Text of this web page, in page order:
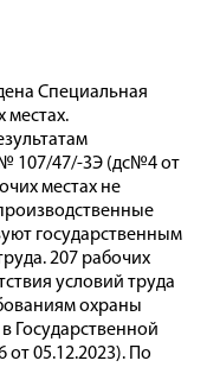
Специальная
местах.
107/47/-ЗЭ (дс№4 от
местах не
государственным
207 рабочих
условий труда
охраны
Государственной
от 05.12.2023). По